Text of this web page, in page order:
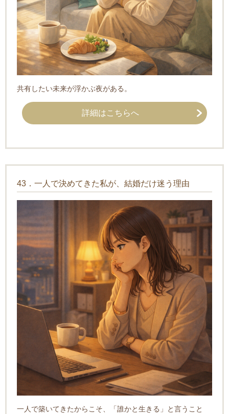
共有したい未来が浮かぶ夜がある。
詳細はこちらへ
43．一人で決めてきた私が、結婚だけ迷う理由
一人で築いてきたからこそ、「誰かと生きる」と言うこと